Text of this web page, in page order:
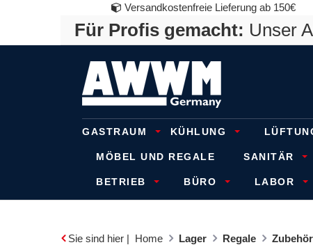
Versandkostenfreie Lieferung ab 150€
Für Profis gemacht: Unser
GASTRAUM KÜHLUNG
MÖBEL UND REGALE SANITÄR
BETRIEB BÜRO LABOR
Sie sind hier | Home Lager Regale